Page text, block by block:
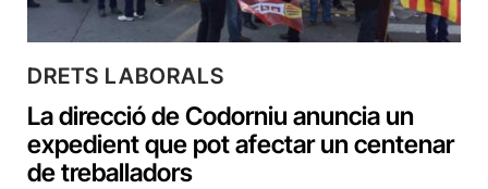
DRETS LABORALS
La direcció de Codorniu anuncia un
expedient que pot afectar un centenar
de treballadors